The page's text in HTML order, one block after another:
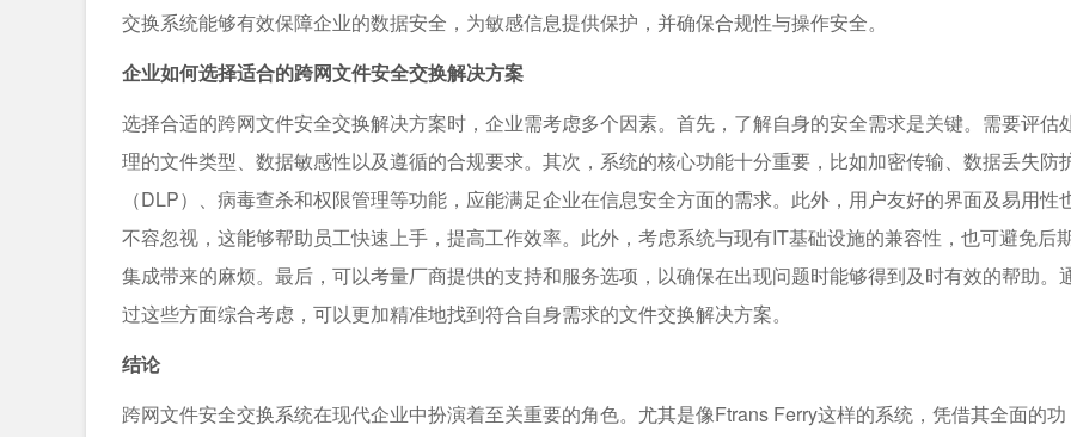
交换系统能够有效保障企业的数据安全，为敏感信息提供保护，并确保合规性与操作安全。
企业如何选择适合的跨网文件安全交换解决方案
选择合适的跨网文件安全交换解决方案时，企业需考虑多个因素。首先，了解自身的安全需求是关键。需要评估
理的文件类型、数据敏感性以及遵循的合规要求。其次，系统的核心功能十分重要，比如加密传输、数据丢失防
（DLP）、病毒查杀和权限管理等功能，应能满足企业在信息安全方面的需求。此外，用户友好的界面及易用性
不容忽视，这能够帮助员工快速上手，提高工作效率。此外，考虑系统与现有IT基础设施的兼容性，也可避免后
集成带来的麻烦。最后，可以考量厂商提供的支持和服务选项，以确保在出现问题时能够得到及时有效的帮助。
过这些方面综合考虑，可以更加精准地找到符合自身需求的文件交换解决方案。
结论
跨网文件安全交换系统在现代企业中扮演着至关重要的角色。尤其是像Ftrans Ferry这样的系统，凭借其全面的功